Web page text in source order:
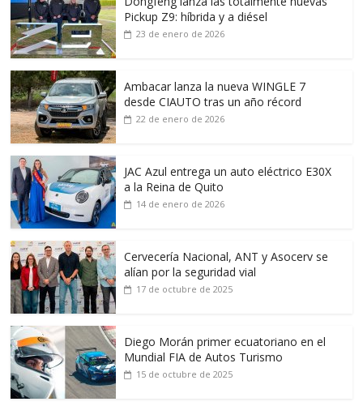
Pickup Z9: híbrida y a diésel
23 de enero de 2026
Ambacar lanza la nueva WINGLE 7
desde CIAUTO tras un año récord
22 de enero de 2026
JAC Azul entrega un auto eléctrico E30X
a la Reina de Quito
14 de enero de 2026
Cervecería Nacional, ANT y Asocerv se
alían por la seguridad vial
17 de octubre de 2025
Diego Morán primer ecuatoriano en el
Mundial FIA de Autos Turismo
15 de octubre de 2025